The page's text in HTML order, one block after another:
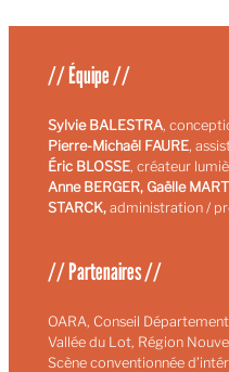
// Équipe //
Sylvie BALESTRA,
Pierre-Michaël FAURE,
Éric BLOSSE, créateur
Anne BERGER, Gaëlle
STARCK,administration /
// Partenaires //
OARA, Conseil
Vallée du Lot, Région
Scène conventionnée